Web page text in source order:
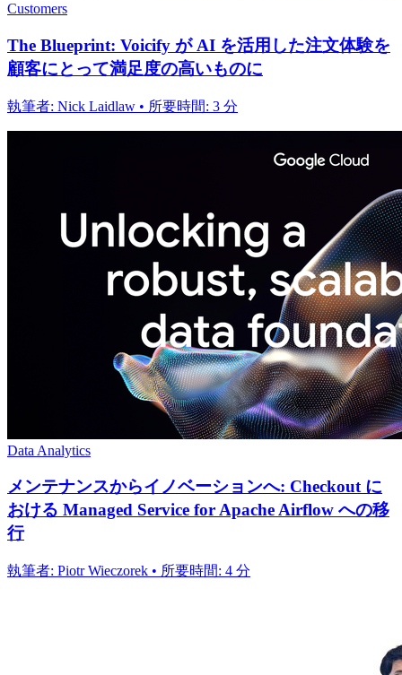
Customers
The Blueprint: Voicify が AI を活用した注文体験を
顧客にとって満足度の高いものに
執筆者: Nick Laidlaw • 所要時間: 3 分
Data Analytics
メンテナンスからイノベーションへ: Checkout に
おける Managed Service for Apache Airflow への移
行
執筆者: Piotr Wieczorek • 所要時間: 4 分